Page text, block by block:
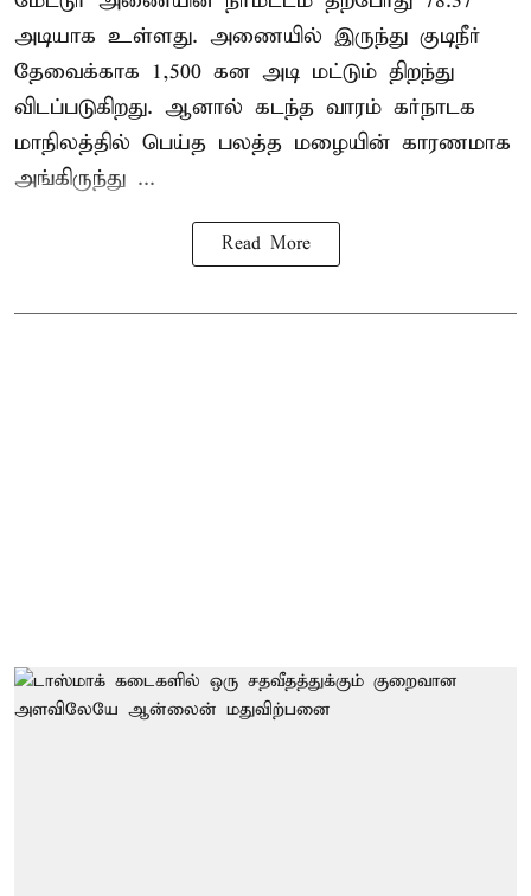
அடியாக உள்ளது. அணையில் இருந்து குடிநீர்
தேவைக்காக 1,500 கன அடி மட்டும் திறந்து
விடப்படுகிறது. ஆனால் கடந்த வாரம் கர்நாடக
மாநிலத்தில் பெய்த பலத்த மழையின் காரணமாக
அங்கிருந்து ...
Read More